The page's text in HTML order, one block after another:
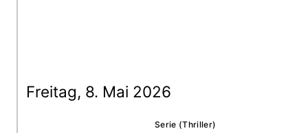
Freitag, 8. Mai 2026
Serie (Thriller)